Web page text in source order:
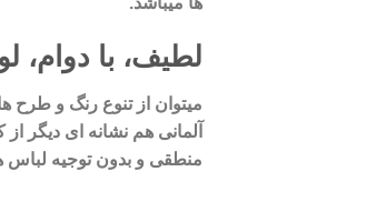
لطیف، با دوام،
میتوان از تنوع رنگ و طرح
آلمانی هم نشانه ای دیگر
منطقی و بدون توجیه لباس